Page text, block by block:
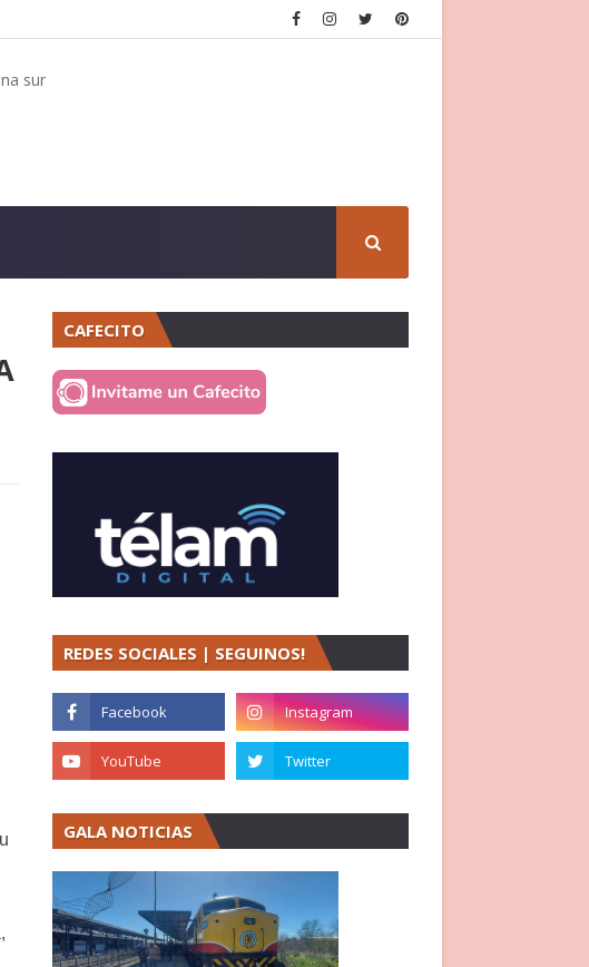
sur
CAFECITO
REDES SOCIALES | SEGUINOS!
GALA NOTICIAS